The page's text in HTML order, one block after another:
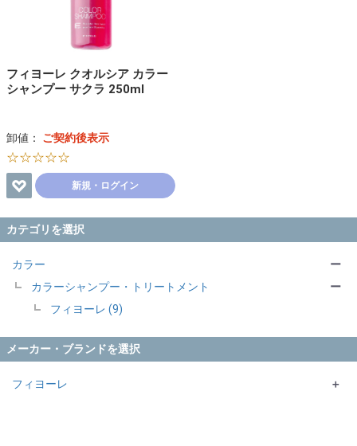
カテゴリを選択
カラー
カラーシャンプー・トリートメント
フィヨーレ (9)
ー
ー
メーカー・ブランドを選択
フィヨーレ
＋
フィヨーレ クオルシア カラー
シャンプー サクラ 250ml
卸値： ご契約後表示
☆☆☆☆☆
新規・ログイン